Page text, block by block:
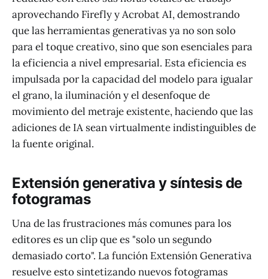
aprovechando Firefly y Acrobat AI, demostrando
que las herramientas generativas ya no son solo
para el toque creativo, sino que son esenciales para
la eficiencia a nivel empresarial. Esta eficiencia es
impulsada por la capacidad del modelo para igualar
el grano, la iluminación y el desenfoque de
movimiento del metraje existente, haciendo que las
adiciones de IA sean virtualmente indistinguibles de
la fuente original.
Extensión generativa y síntesis de
fotogramas
Una de las frustraciones más comunes para los
editores es un clip que es "solo un segundo
demasiado corto". La función Extensión Generativa
resuelve esto sintetizando nuevos fotogramas